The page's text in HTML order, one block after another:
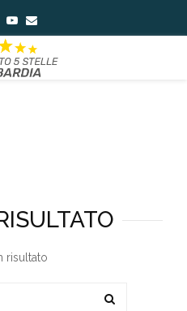
Youtube
Email
risultato